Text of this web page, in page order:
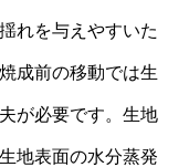
れを与えやすいた
成前の移動では生
が必要です。生地
地表面の水分蒸発